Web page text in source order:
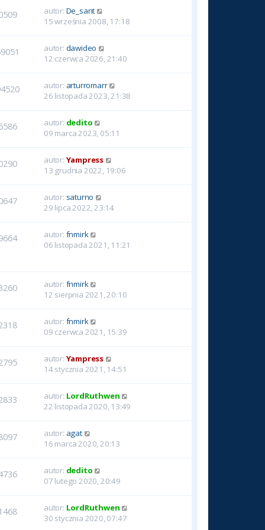
autor: De_sant
15 września 2008, 17:18
autor: dawideo
12 czerwca 2026, 21:40
autor: arturromarr
26 listopada 2023, 21:38
autor: dedito
09 marca 2023, 05:11
autor: Yampress
13 grudnia 2022, 19:06
autor: saturno
29 lipca 2022, 23:14
autor: fnmirk
06 listopada 2021, 11:21
autor: fnmirk
12 sierpnia 2021, 20:10
autor: fnmirk
09 czerwca 2021, 15:39
autor: Yampress
14 stycznia 2021, 14:51
autor: LordRuthwen
22 listopada 2020, 13:49
autor: agat
16 marca 2020, 20:13
autor: dedito
07 lutego 2020, 20:49
autor: LordRuthwen
30 stycznia 2020, 07:47